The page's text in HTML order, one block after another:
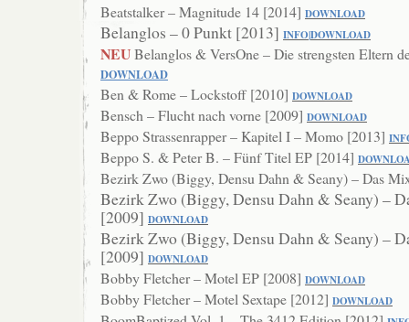
Beatstalker – Magnitude 14 [2014] DOWNLOAD
Belanglos – 0 Punkt [2013] INFO|DOWNLOAD
NEUBelanglos & VersOne – Die strengsten Eltern
DOWNLOAD
Ben & Rome – Lockstoff [2010] DOWNLOAD
Bensch – Flucht nach vorne [2009] DOWNLOAD
Beppo Strassenrapper – Kapitel I – Momo [2013]
Beppo S. & Peter B. – Fünf Titel EP [2014] DOWNL
Bezirk Zwo (Biggy, Densu Dahn & Seany) – Das
Bezirk Zwo (Biggy, Densu Dahn & Seany) –
[2009] DOWNLOAD
Bezirk Zwo (Biggy, Densu Dahn & Seany) –
[2009] DOWNLOAD
Bobby Fletcher – Motel EP [2008] DOWNLOAD
Bobby Fletcher – Motel Sextape [2012] DOWNLOAD